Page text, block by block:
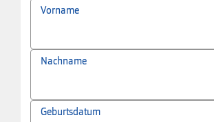
Vorname
Nachname
Geburtsdatum